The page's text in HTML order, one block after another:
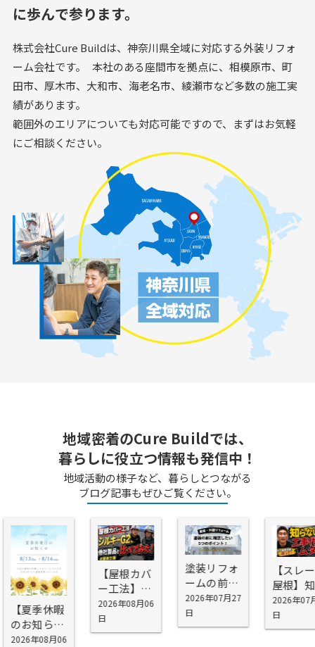
に歩んで参ります。
株式会社Cure Buildは、神奈川県全域に対応する外装リフォ
ーム会社です。 本社のある座間市を拠点に、相模原市、町
田市、厚木市、大和市、海老名市、綾瀬市など多数の施工実
績があります。
範囲外のエリアについても対応可能ですので、まずはお気軽
にご相談ください。
地域密着のCure Buildでは、
暮らしに役立つ情報も発信中！
地域活動の様子など、暮らしとつながる
ブログ記事もぜひご覧ください。
夏季休暇
お知ら
】年08月06
【屋根カバ
ー工法】シ
スキーG2を
お勧めする
理由
2026年08月06
塗装リフォ
ームの前に
確認したい
5つの場所
｜外壁塗装
2026年07月27
【スレート
屋根】知ら
ないと工事
代が無駄に
なる！屋根
2026年07月